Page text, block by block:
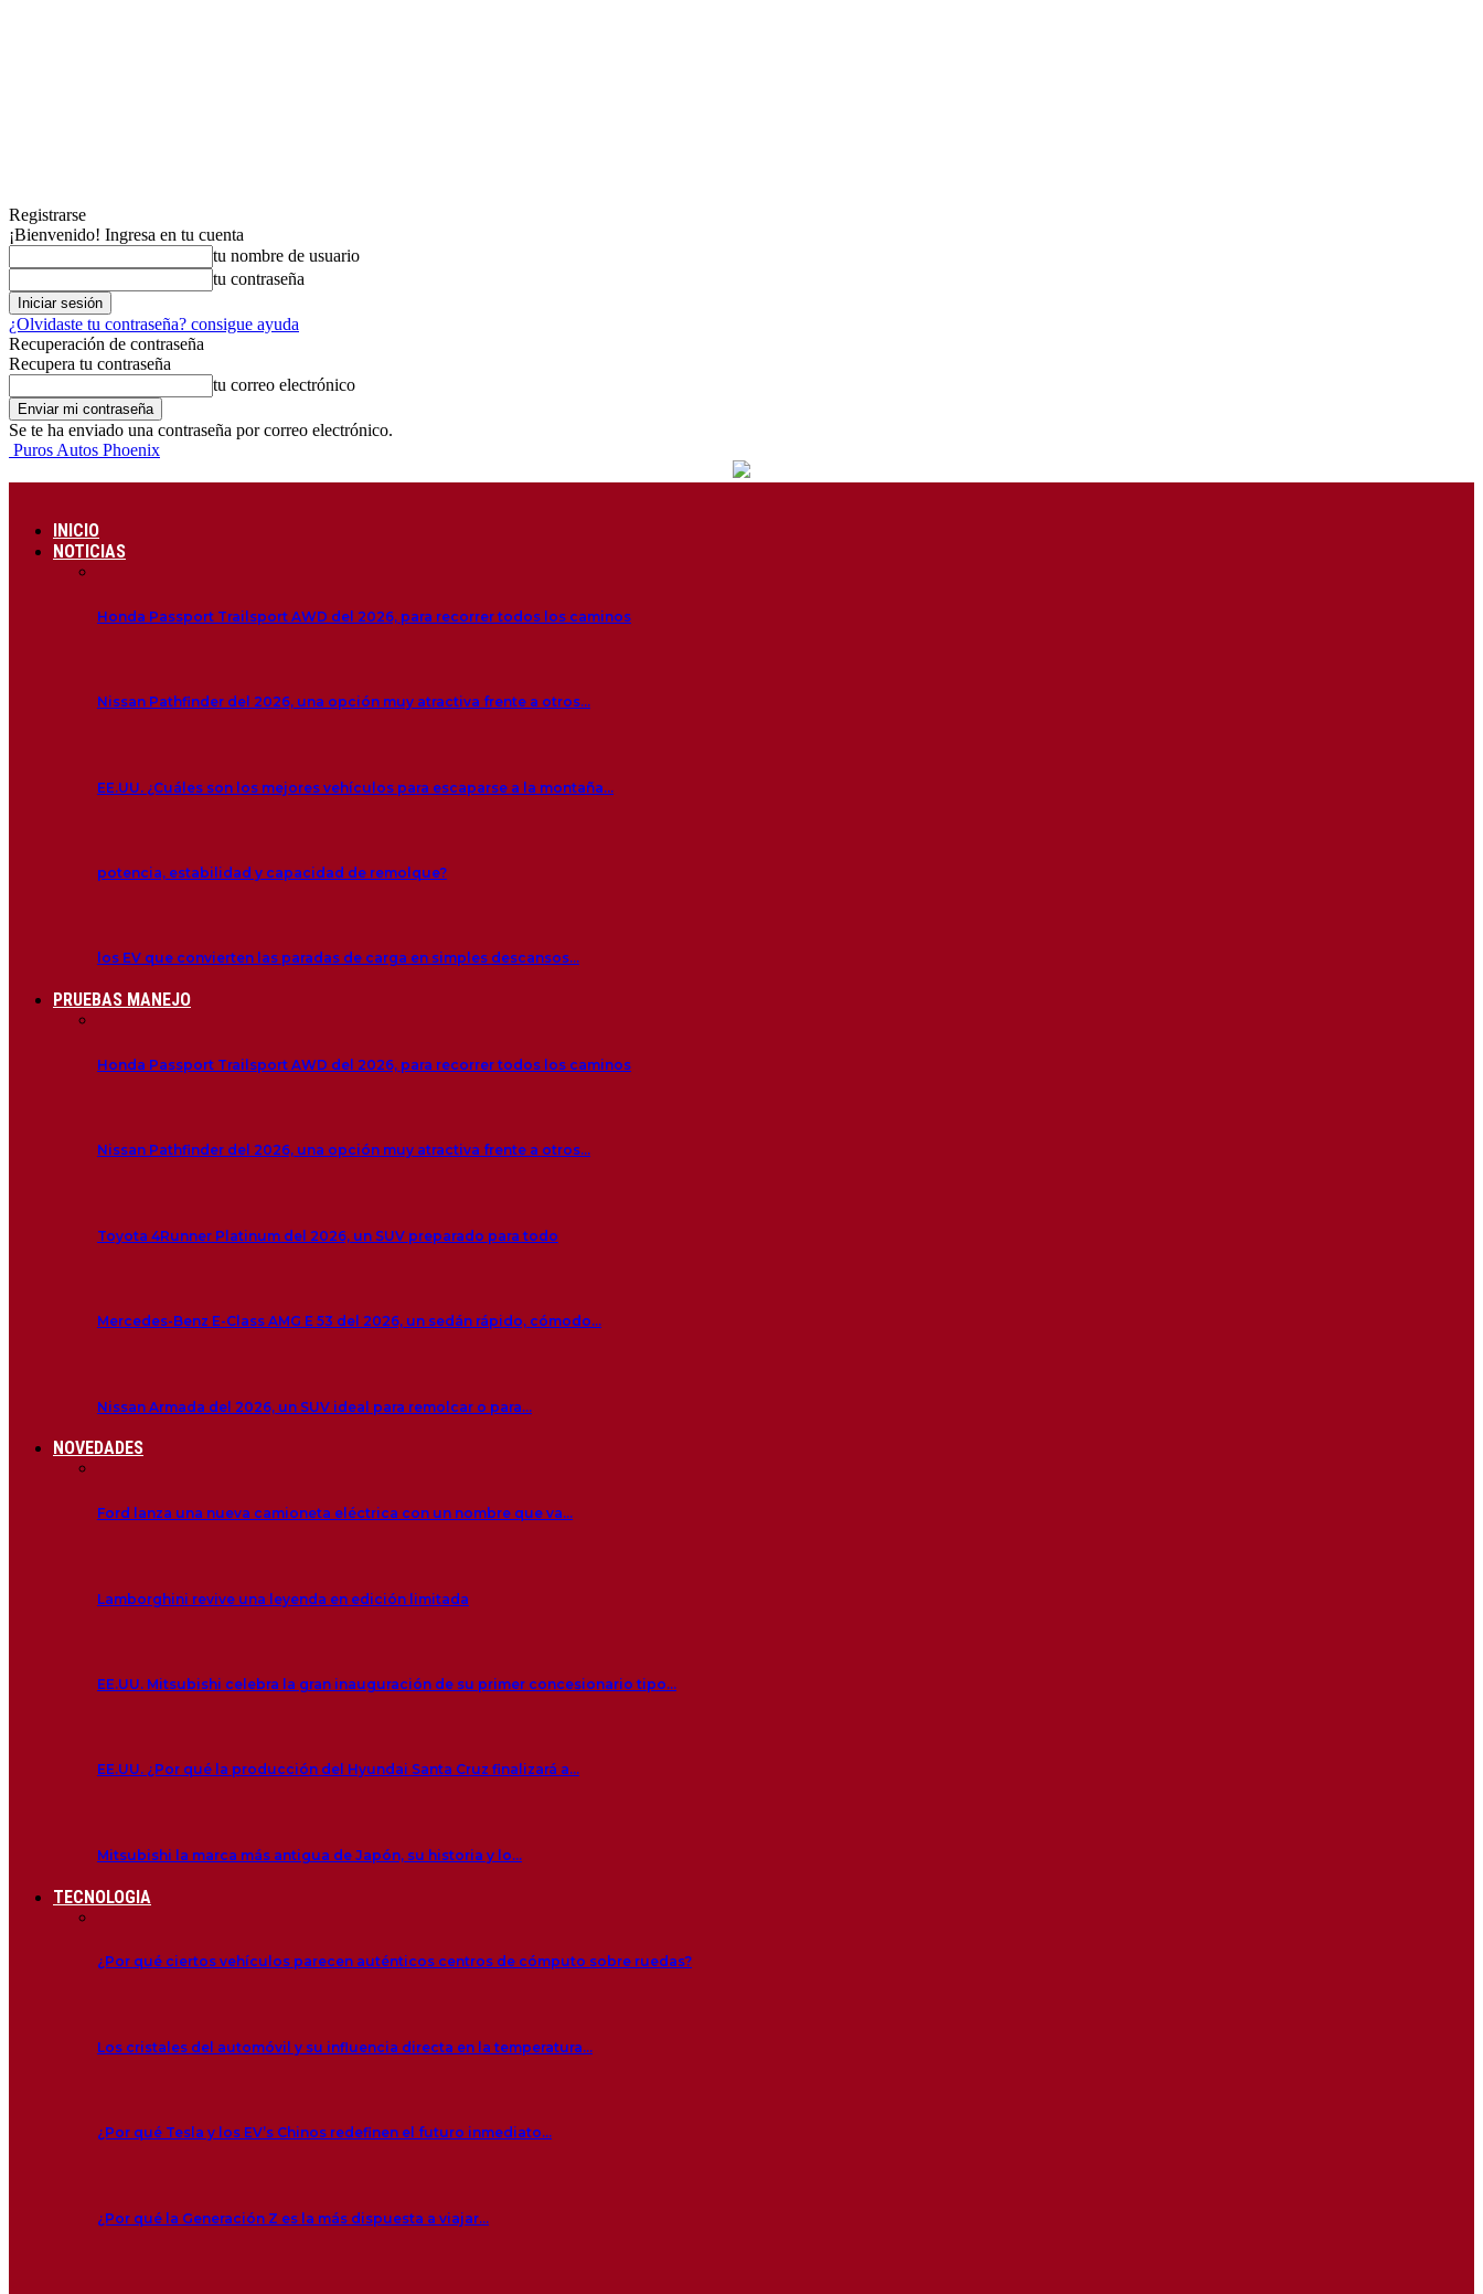
Registrarse
¡Bienvenido! Ingresa en tu cuenta
tu nombre de usuario
tu contraseña
¿Olvidaste tu contraseña? consigue ayuda
Recuperación de contraseña
Recupera tu contraseña
tu correo electrónico
Se te ha enviado una contraseña por correo electrónico.
Puros Autos Phoenix
INICIO
NOTICIAS
Honda Passport Trailsport AWD del 2026, para recorrer todos los caminos
Nissan Pathfinder del 2026, una opción muy atractiva frente a otros…
EE.UU. ¿Cuáles son los mejores vehículos para escaparse a la montaña…
potencia, estabilidad y capacidad de remolque?
los EV que convierten las paradas de carga en simples descansos…
PRUEBAS MANEJO
Honda Passport Trailsport AWD del 2026, para recorrer todos los caminos
Nissan Pathfinder del 2026, una opción muy atractiva frente a otros…
Toyota 4Runner Platinum del 2026, un SUV preparado para todo
Mercedes-Benz E-Class AMG E 53 del 2026, un sedán rápido, cómodo…
Nissan Armada del 2026, un SUV ideal para remolcar o para…
NOVEDADES
Ford lanza una nueva camioneta eléctrica con un nombre que va…
Lamborghini revive una leyenda en edición limitada
EE.UU. Mitsubishi celebra la gran inauguración de su primer concesionario tipo…
EE.UU. ¿Por qué la producción del Hyundai Santa Cruz finalizará a…
Mitsubishi la marca más antigua de Japón, su historia y lo…
TECNOLOGIA
¿Por qué ciertos vehículos parecen auténticos centros de cómputo sobre ruedas?
Los cristales del automóvil y su influencia directa en la temperatura…
¿Por qué Tesla y los EV’s Chinos redefinen el futuro inmediato…
¿Por qué la Generación Z es la más dispuesta a viajar…